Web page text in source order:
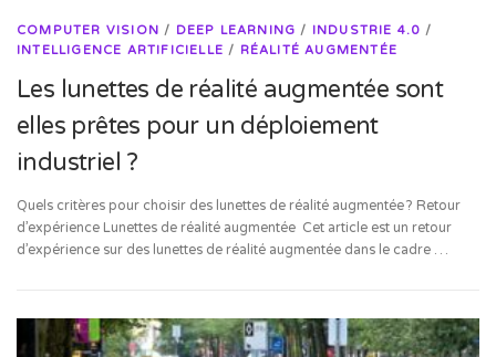
COMPUTER VISION / DEEP LEARNING / INDUSTRIE 4.0 /
INTELLIGENCE ARTIFICIELLE / RÉALITÉ AUGMENTÉE
Les lunettes de réalité augmentée sont
elles prêtes pour un déploiement
industriel ?
Quels critères pour choisir des lunettes de réalité augmentée ? Retour
d’expérience Lunettes de réalité augmentée Cet article est un retour
d’expérience sur des lunettes de réalité augmentée dans le cadre …